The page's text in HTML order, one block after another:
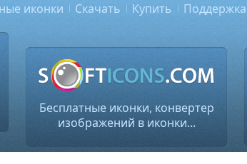
иконки Скачать Купить Поддержка
Бесплатные иконки, конвертер
изображений в иконки...